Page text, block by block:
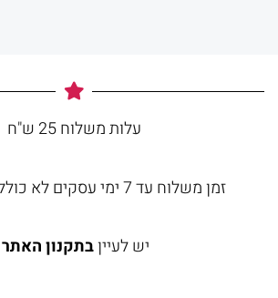
עלות משלוח 25 ש"ח
זמן משלוח עד 7 ימי עסקים לא כולל יום ההזמנה
יש לעייןבתקנון האתר